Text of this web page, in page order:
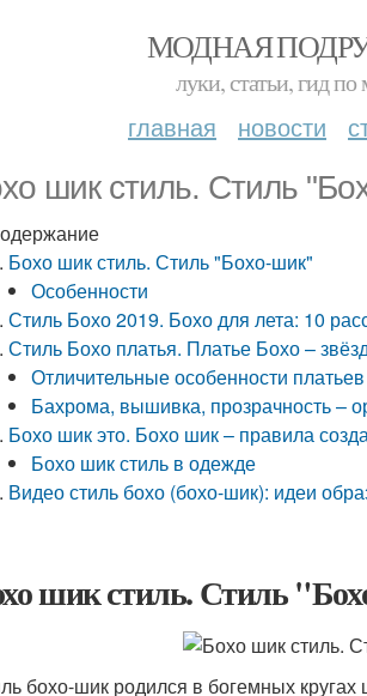
МОДНАЯ
луки, статьи, гид по
главная новости
шик стиль. Стиль
Бохо шик стиль. Стиль "Бохо-шик"
Особенности
Стиль Бохо 2019. Бохо для лета: 10
Стиль Бохо платья. Платье Бохо –
Отличительные особенности
Бахрома, вышивка, прозрачность –
Бохо шик это. Бохо шик – правила
Бохо шик стиль в одежде
Видео стиль бохо (бохо-шик): идеи
шик стиль. Стиль
бохо-шик родился в богемных